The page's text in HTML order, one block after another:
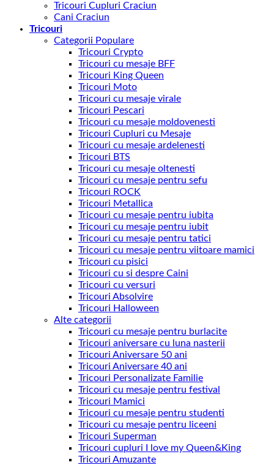
Tricouri Cupluri Craciun
Cani Craciun
Tricouri
Categorii Populare
Tricouri Crypto
Tricouri cu mesaje BFF
Tricouri King Queen
Tricouri Moto
Tricouri cu mesaje virale
Tricouri Pescari
Tricouri cu mesaje moldovenesti
Tricouri Cupluri cu Mesaje
Tricouri cu mesaje ardelenesti
Tricouri BTS
Tricouri cu mesaje oltenesti
Tricouri cu mesaje pentru sefu
Tricouri ROCK
Tricouri Metallica
Tricouri cu mesaje pentru iubita
Tricouri cu mesaje pentru iubit
Tricouri cu mesaje pentru tatici
Tricouri cu mesaje pentru viitoare mamici
Tricouri cu pisici
Tricouri cu si despre Caini
Tricouri cu versuri
Tricouri Absolvire
Tricouri Halloween
Alte categorii
Tricouri cu mesaje pentru burlacite
Tricouri aniversare cu luna nasterii
Tricouri Aniversare 50 ani
Tricouri Aniversare 40 ani
Tricouri Personalizate Familie
Tricouri cu mesaje pentru festival
Tricouri Mamici
Tricouri cu mesaje pentru studenti
Tricouri cu mesaje pentru liceeni
Tricouri Superman
Tricouri cupluri I love my Queen&King
Tricouri Amuzante